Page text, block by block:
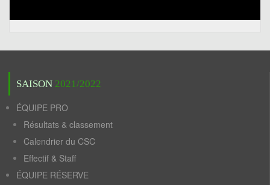
SAISON 2021/2022
ÉQUIPE PRO
Résultats & classement
Calendrier du CSC
Effectif & Staff
ÉQUIPE RÉSERVE